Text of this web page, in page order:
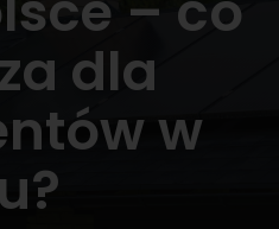
dla
w